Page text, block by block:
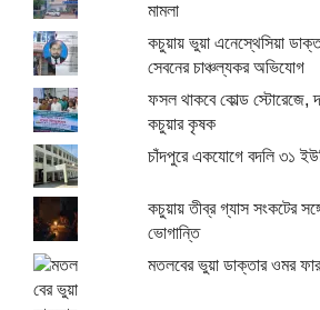
মামলা
কচুয়ায় ভুয়া এনেস্থেসিয়া
সেবনের চাঞ্চল্যকর অভিযোগ
ফসল থাকবে কোল্ড স্টোরেজে,
কচুয়ার কৃষক
চাঁদপুরে একযোগে বদলি ৩১
কচুয়ায় তীব্র গ্যাস সংকটের
ভোগান্তি
মতলবের ভুয়া ডাক্তার ওমর